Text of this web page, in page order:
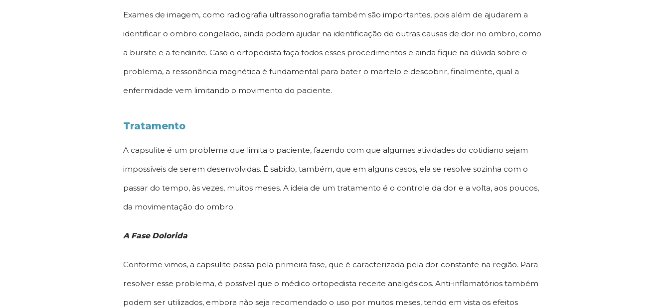
Exames de imagem, como radiografia ultrassonografia também são importantes, pois além de ajudarem a
identificar o ombro congelado, ainda podem ajudar na identificação de outras causas de dor no ombro, como
a bursite e a tendinite. Caso o ortopedista faça todos esses procedimentos e ainda fique na dúvida sobre o
problema, a ressonância magnética é fundamental para bater o martelo e descobrir, finalmente, qual a
enfermidade vem limitando o movimento do paciente.
Tratamento
A capsulite é um problema que limita o paciente, fazendo com que algumas atividades do cotidiano sejam
impossíveis de serem desenvolvidas. É sabido, também, que em alguns casos, ela se resolve sozinha com o
passar do tempo, às vezes, muitos meses. A ideia de um tratamento é o controle da dor e a volta, aos poucos,
da movimentação do ombro.
A Fase Dolorida
Conforme vimos, a capsulite passa pela primeira fase, que é caracterizada pela dor constante na região. Para
resolver esse problema, é possível que o médico ortopedista receite analgésicos. Anti-inflamatórios também
podem ser utilizados, embora não seja recomendado o uso por muitos meses, tendo em vista os efeitos